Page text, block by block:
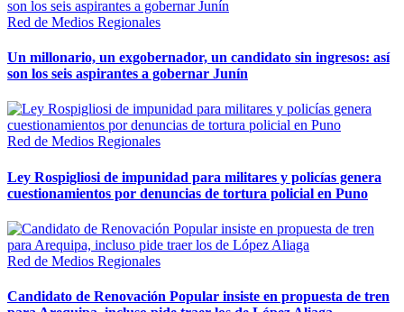
Red de Medios Regionales
Un millonario, un exgobernador, un candidato sin ingresos: así
son los seis aspirantes a gobernar Junín
Red de Medios Regionales
Ley Rospigliosi de impunidad para militares y policías genera
cuestionamientos por denuncias de tortura policial en Puno
Red de Medios Regionales
Candidato de Renovación Popular insiste en propuesta de tren